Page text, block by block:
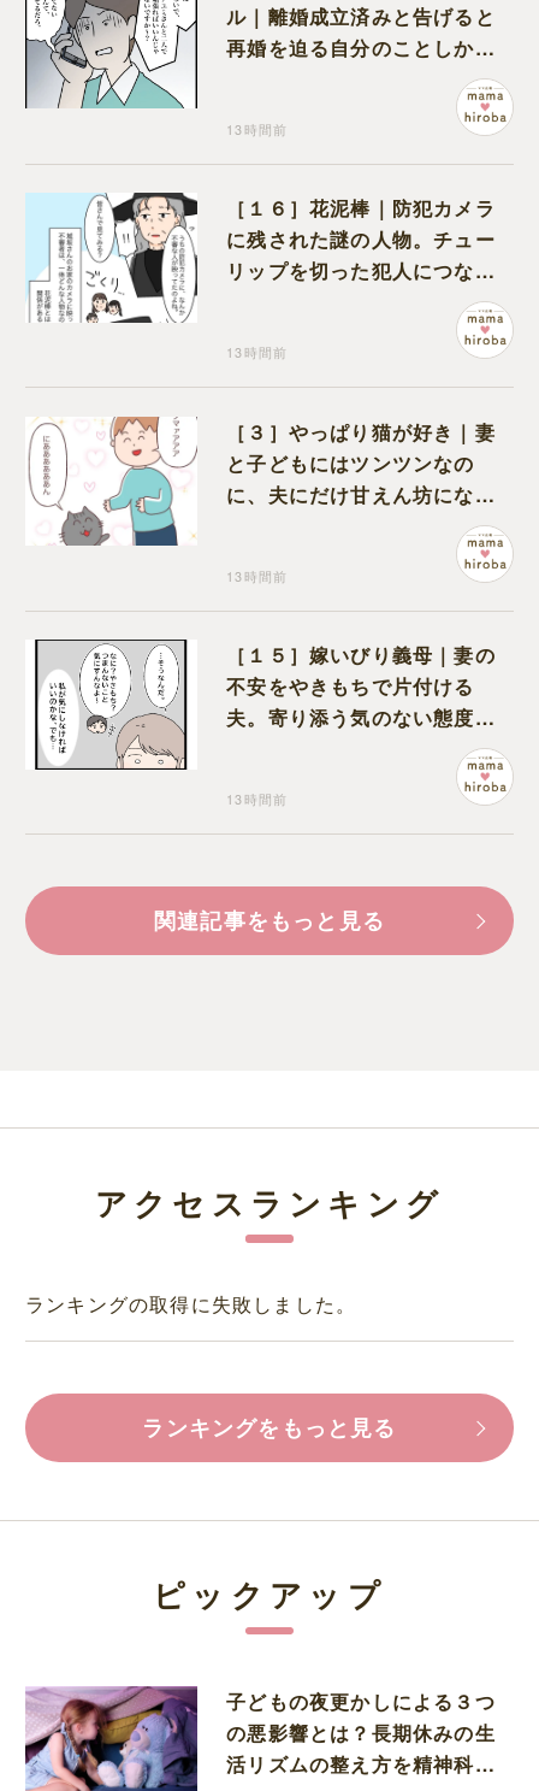
ル｜離婚成立済みと告げると
再婚を迫る自分のことしか考
13時間前
［１６］花泥棒｜防犯カメラ
に残された謎の人物。チュー
リップを切った犯人につなが
る証拠になるのか期待する
13時間前
［３］やっぱり猫が好き｜妻
と子どもにはツンツンなの
に、夫にだけ甘えん坊になる
13時間前
［１５］嫁いびり義母｜妻の
不安をやきもちで片付ける
夫。寄り添う気のない態度に
13時間前
関連記事をもっと見る
アクセスランキング
ランキングの取得に失敗しました。
ランキングをもっと見る
ピックアップ
子どもの夜更かしによる３つ
の悪影響とは？長期休みの生
活リズムの整え方を精神科医